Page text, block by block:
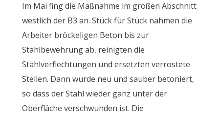
Im Mai fing die Maßnahme im großen Abschnitt
westlich der B3 an. Stück für Stück nahmen die
Arbeiter bröckeligen Beton bis zur
Stahlbewehrung ab, reinigten die
Stahlverflechtungen und ersetzten verrostete
Stellen. Dann wurde neu und sauber betoniert,
so dass der Stahl wieder ganz unter der
Oberfläche verschwunden ist. Die